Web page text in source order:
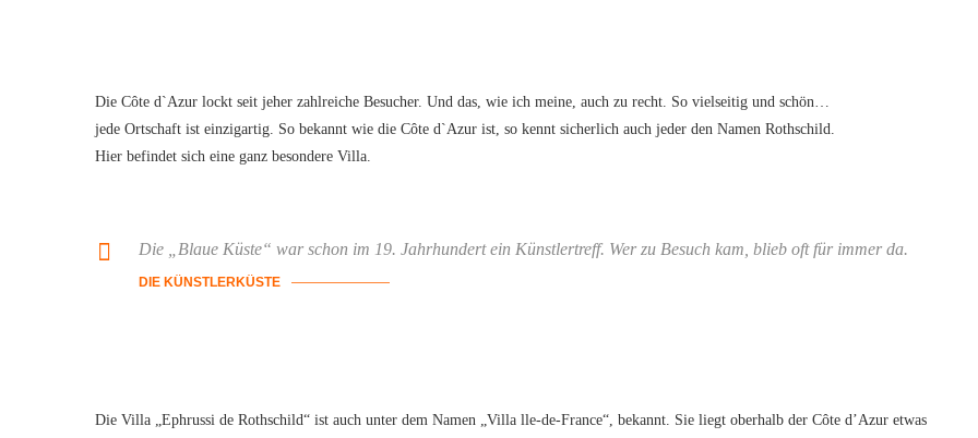
Die Côte d`Azur lockt seit jeher zahlreiche Besucher. Und das, wie ich meine, auch zu recht. So vielseitig und schön…
jede Ortschaft ist einzigartig. So bekannt wie die Côte d`Azur ist, so kennt sicherlich auch jeder den Namen Rothschild.
Hier befindet sich eine ganz besondere Villa.
Die „Blaue Küste“ war schon im 19. Jahrhundert ein Künstlertreff. Wer zu Besuch kam, blieb oft für immer da.
DIE KÜNSTLERKÜSTE
Die Villa „Ephrussi de Rothschild“ ist auch unter dem Namen „Villa lle-de-France“, bekannt. Sie liegt oberhalb der Côte d’Azur etwas